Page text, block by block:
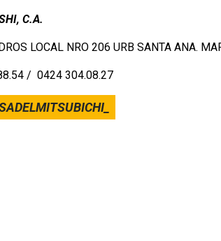
C.A.
LOCAL NRO 206 URB SANTA ANA.
/ 0424 304.08.27